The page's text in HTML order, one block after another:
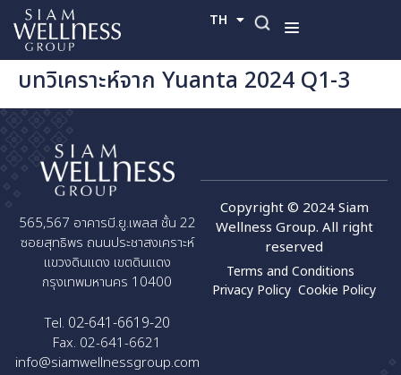
TH
EN
บทวิเคราะห์จาก Yuanta 2024 Q1-3
565,567 อาคารบี.ยู.เพลส ชั้น 22
ซอยสุทธิพร ถนนประชาสงเคราะห์
แขวงดินแดง เขตดินแดง
กรุงเทพมหานคร 10400
Tel. 02-641-6619-20
Fax. 02-641-6621
info@siamwellnessgroup.com
Copyright © 2024 Siam
Wellness Group. All right
reserved
Terms and Conditions
Privacy Policy Cookie Policy